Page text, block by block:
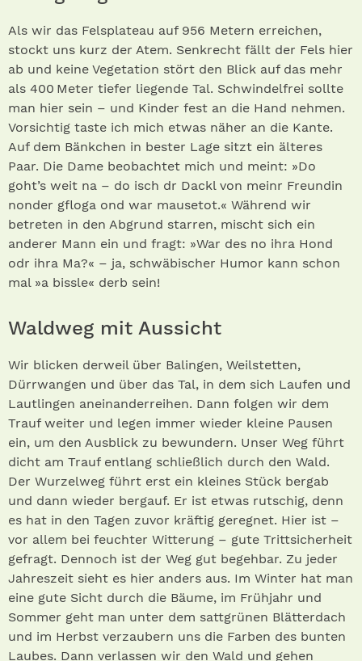
Als wir das Felsplateau auf 956 Metern erreichen,
stockt uns kurz der Atem. Senkrecht fällt der Fels hier
ab und keine Vegetation stört den Blick auf das mehr
als 400 Meter tiefer liegende Tal. Schwindelfrei sollte
man hier sein – und Kinder fest an die Hand nehmen.
Vorsichtig taste ich mich etwas näher an die Kante.
Auf dem Bänkchen in bester Lage sitzt ein älteres
Paar. Die Dame beobachtet mich und meint: »Do
goht’s weit na – do isch dr Dackl von meinr Freundin
nonder gfloga ond war mausetot.« Während wir
betreten in den Abgrund starren, mischt sich ein
anderer Mann ein und fragt: »War des no ihra Hond
odr ihra Ma?« – ja, schwäbischer Humor kann schon
mal »a bissle« derb sein!
Waldweg mit Aussicht
Wir blicken derweil über Balingen, Weilstetten,
Dürrwangen und über das Tal, in dem sich Laufen und
Lautlingen aneinanderreihen. Dann folgen wir dem
Trauf weiter und legen immer wieder kleine Pausen
ein, um den Ausblick zu bewundern. Unser Weg führt
dicht am Trauf entlang schließlich durch den Wald.
Der Wurzelweg führt erst ein kleines Stück bergab
und dann wieder bergauf. Er ist etwas rutschig, denn
es hat in den Tagen zuvor kräftig geregnet. Hier ist –
vor allem bei feuchter Witterung – gute Trittsicherheit
gefragt. Dennoch ist der Weg gut begehbar. Zu jeder
Jahreszeit sieht es hier anders aus. Im Winter hat man
eine gute Sicht durch die Bäume, im Frühjahr und
Sommer geht man unter dem sattgrünen Blätterdach
und im Herbst verzaubern uns die Farben des bunten
Laubes. Dann verlassen wir den Wald und gehen